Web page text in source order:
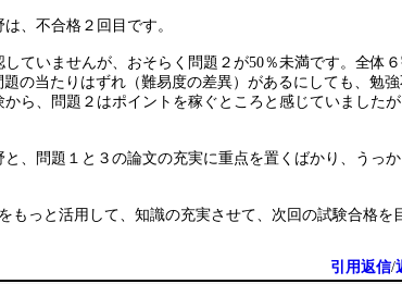
、不合格２回目です。
していませんが、おそらく問題２が50％未満です。全体
の当たりはずれ（難易度の差異）があるにしても、勉強
ら、問題２はポイントを稼ぐところと感じていました
と、問題１と３の論文の充実に重点を置くばかり、うっ
をもっと活用して、知識の充実させて、次回の試験合格を
引用返信/